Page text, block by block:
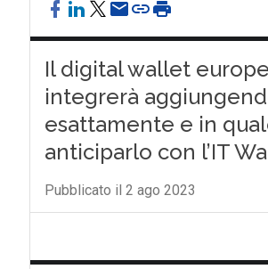
Il digital wallet
integrerà
esattamente e in
anticiparlo con l’IT
Pubblicato il 2 ago 2023